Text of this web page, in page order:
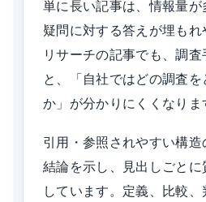
単に長い記事は、情報量
疑問に対する答えが埋もれ
リサーチの記事でも、調
と、「自社ではどの調査
か」が分かりにくくなりま
引用・参照されやすい構
結論を示し、見出しごと
しています。定義、比較